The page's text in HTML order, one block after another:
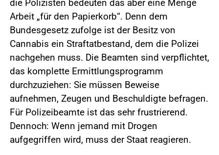
die Polizisten bedeuten das aber eine Menge
Arbeit „für den Papierkorb“. Denn dem
Bundesgesetz zufolge ist der Besitz von
Cannabis ein Straftatbestand, dem die Polizei
nachgehen muss. Die Beamten sind verpflichtet,
das komplette Ermittlungsprogramm
durchzuziehen: Sie müssen Beweise
aufnehmen, Zeugen und Beschuldigte befragen.
Für Polizeibeamte ist das sehr frustrierend.
Dennoch: Wenn jemand mit Drogen
aufgegriffen wird, muss der Staat reagieren.